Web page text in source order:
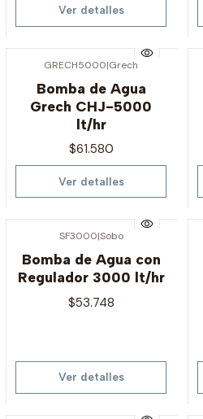
Ver detalles
GRECH5000|Grech
Bomba de Agua
Grech CHJ-5000
lt/hr
$61.580
Ver detalles
SF3000|Sobo
Bomba de Agua con
Regulador 3000 lt/hr
$53.748
Ver detalles